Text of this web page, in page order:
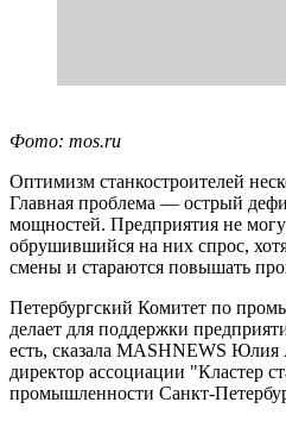
Фото: mos.ru
Оптимизм станкостроителей
Главная проблема — острый
мощностей. Предприятия не
обрушившийся на них спрос,
смены и стараются повышать
Петербургский Комитет по
делает для поддержки
есть, сказала MASHNEWS
директор ассоциации "Кластер
промышленности Санкт-